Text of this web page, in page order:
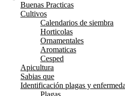
Buenas Practicas
Cultivos
Calendarios de siembra
Horticolas
Ornamentales
Aromaticas
Cesped
Apicultura
Sabias que
Identificación plagas y